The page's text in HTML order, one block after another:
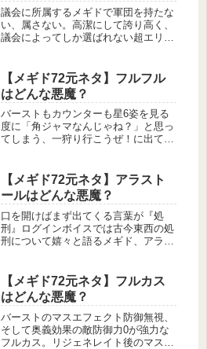
議会に所属するメギドで軍団を持たな
い、属さない。高潔にして誇り高く、
議会によってしか選ばれない超エリー
自分の使命だと考えているので、小さ
なことでも悲劇としてしまうのが玉に
キ...
【メギド72元ネタ】フルフル
はどんな悪魔？
バーストもカウンターも星6姿を見る
度に「角ジャマなんじゃね？」と思っ
てしまう、一狩り行こうぜ！に出てく
面にめり込んでますし、痛くないんで
すかね？それにあの角自体かなり重そ
う...
【メギド72元ネタ】アラスト
ールはどんな悪魔？
口を開けばまず出てくる言葉が『処
刑』ログインボイスでは古今東西の処
刑について嬉々と語るメギド、アラス
ル、『灼眼のシャナ』の登場人物を連
想する人も多いのではないでしょう
か？自...
【メギド72元ネタ】フルカス
はどんな悪魔？
バーストのマスエフェクト防御無視、
そして奥義効果の敵防御力0が強力な
フルカス。リジェネレイト後のマスエ